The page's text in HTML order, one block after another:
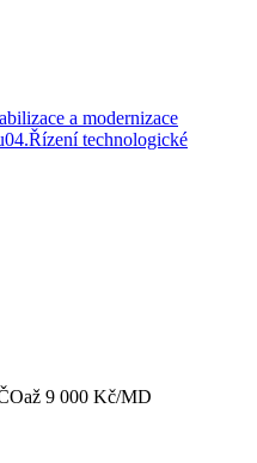
a modernizace
04.Řízení technologické
až 9 000 Kč/MD